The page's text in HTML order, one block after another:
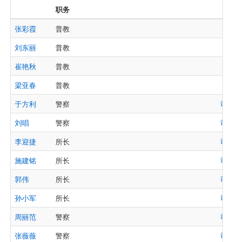
职务
张彩霞
普教
刘东丽
普教
崔艳秋
普教
梁亚春
普教
于方利
警察
刘唱
警察
李迎捷
所长
施建铭
所长
郭伟
所长
孙小军
所长
周丽范
警察
张薇薇
警察